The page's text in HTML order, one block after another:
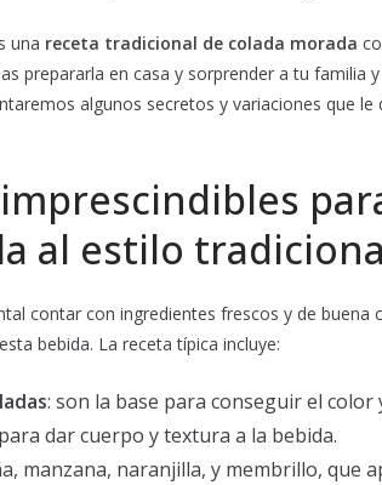
una receta tradicional de colada morada
prepararla en casa y sorprender a tu familia
algunos secretos y variaciones que le
al estilo
contar con ingredientes frescos y de buena
bebida. La receta típica incluye:
: son la base para conseguir el color
dar cuerpo y textura a la bebida.
manzana, naranjilla, y membrillo, que